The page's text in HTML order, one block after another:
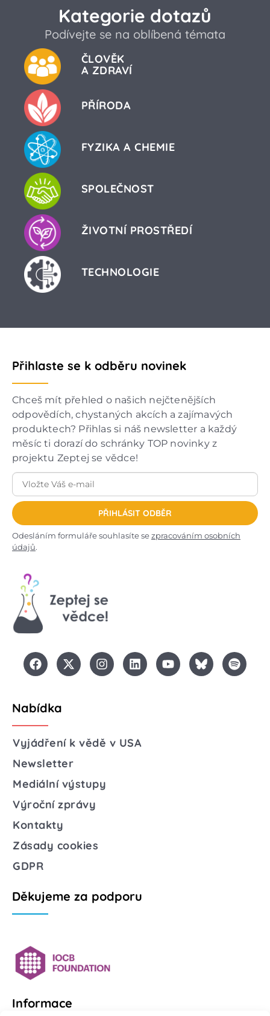
Kategorie dotazů
Podívejte se na oblíbená témata
ČLOVĚK
A ZDRAVÍ
PŘÍRODA
FYZIKA A CHEMIE
SPOLEČNOST
ŽIVOTNÍ PROSTŘEDÍ
TECHNOLOGIE
Přihlaste se k odběru novinek
Chceš mít přehled o našich nejčtenějších
odpovědích, chystaných akcích a zajímavých
produktech? Přihlas si náš newsletter a každý
měsíc ti dorazí do schránky TOP novinky z
projektu Zeptej se vědce!
PŘIHLÁSIT ODBĚR
Odesláním formuláře souhlasíte sezpracováním osobních
údajů.
Nabídka
Vyjádření k vědě v USA
Newsletter
Mediální výstupy
Výroční zprávy
Kontakty
Zásady cookies
GDPR
Děkujeme za podporu
Informace